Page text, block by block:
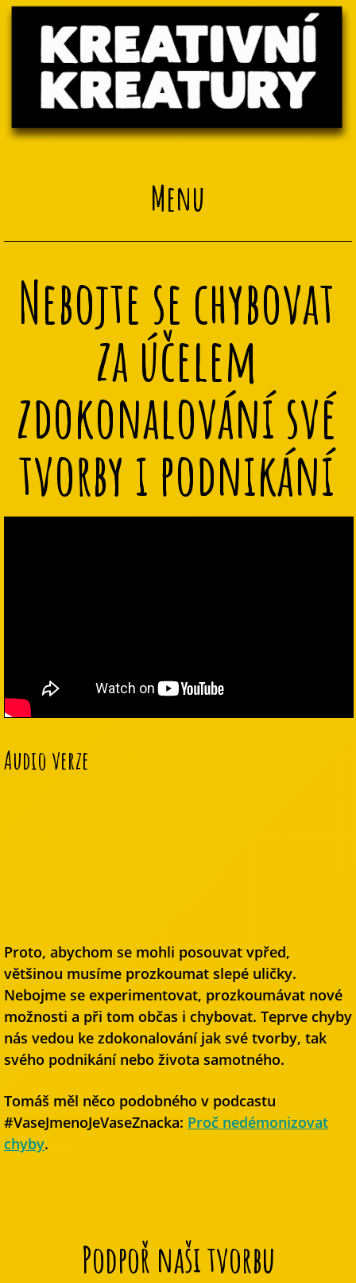
Menu
Nebojte se chybovat
za účelem
zdokonalování své
tvorby i podnikání
Audio verze
Proto, abychom se mohli posouvat vpřed,
většinou musíme prozkoumat slepé uličky.
Nebojme se experimentovat, prozkoumávat nové
možnosti a při tom občas i chybovat. Teprve chyby
nás vedou ke zdokonalování jak své tvorby, tak
svého podnikání nebo života samotného.
Tomáš měl něco podobného v podcastu
#VaseJmenoJeVaseZnacka: Proč nedémonizovat
chyby.
Podpoř naši tvorbu